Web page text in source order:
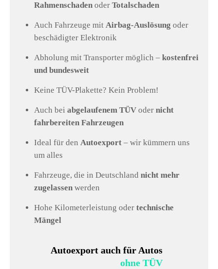
Rahmenschaden oder Totalschaden
Auch Fahrzeuge mit Airbag-Auslösung oder
beschädigter Elektronik
Abholung mit Transporter möglich – kostenfrei
und bundesweit
Keine TÜV-Plakette? Kein Problem!
Auch bei abgelaufenem TÜV oder nicht
fahrbereiten Fahrzeugen
Ideal für den Autoexport – wir kümmern uns
um alles
Fahrzeuge, die in Deutschland nicht mehr
zugelassen werden
Hohe Kilometerleistung oder technische
Mängel
Autoexport auch für Autos
ohne TÜV